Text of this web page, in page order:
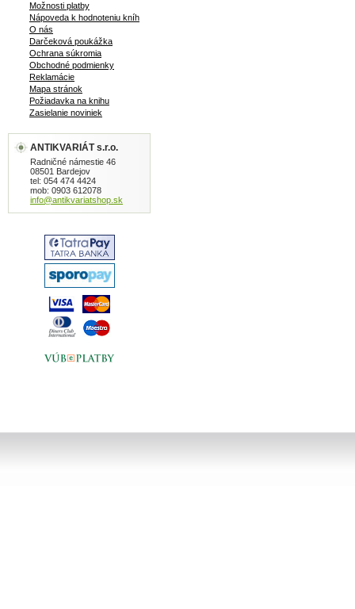
Možnosti platby
Nápoveda k hodnoteniu kníh
O nás
Darčeková poukážka
Ochrana súkromia
Obchodné podmienky
Reklamácie
Mapa stránok
Požiadavka na knihu
Zasielanie noviniek
ANTIKVARIÁT s.r.o.
Radničné námestie 46
08501 Bardejov
tel: 054 474 4424
mob: 0903 612078
info@antikvariatshop.sk